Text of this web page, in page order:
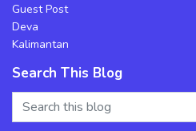
Guest Post
Deva
Kalimantan
Search This Blog